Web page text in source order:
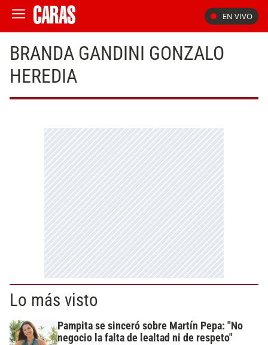
EN VIVO
BRANDA GANDINI GONZALO
HEREDIA
Lo más visto
Pampita se sinceró sobre Martín Pepa: "No
negocio la falta de lealtad ni de respeto"